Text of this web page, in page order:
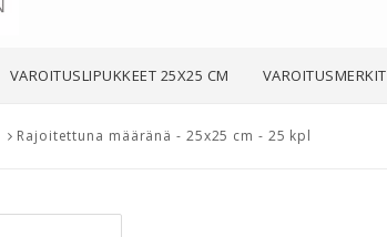
VAROITUSLIPUKKEET 25X25 CM VAROITUSMERKIT
Rajoitettuna määränä - 25x25 cm - 25 kpl